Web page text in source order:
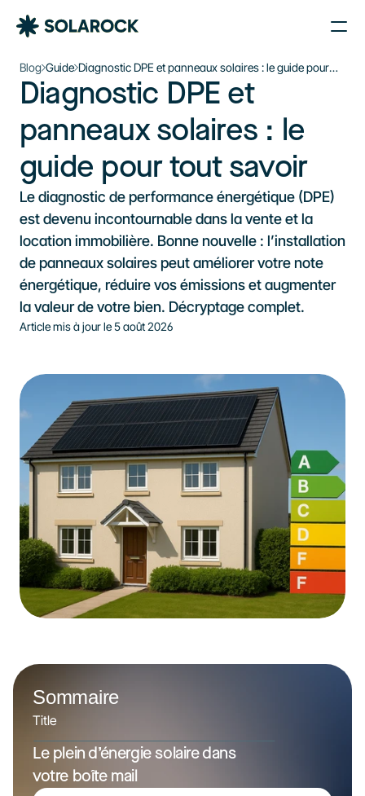
Nos Agences
Nos Installations
À propos
Parrainage
Blog
À propos de Solarock
Nos produits
‍01 89 71 71 48
J’estime mon projet
Blog Guide Diagnostic DPE et panneaux solaires : le guide pour
tout savoir
Diagnostic DPE et
panneaux solaires : le
guide pour tout savoir
Le diagnostic de performance énergétique (DPE)
est devenu incontournable dans la vente et la
location immobilière. Bonne nouvelle : l’installation
de panneaux solaires peut améliorer votre note
énergétique, réduire vos émissions et augmenter
la valeur de votre bien. Décryptage complet.
Article mis à jour le 5 août 2026
Sommaire
Title
Le plein d’énergie solaire dans
votre boîte mail
Le plein d’énergie solaire
dans votre boîte mail
Je souhaite m’inscrire à la newsletter
S'inscrire à la newsletter